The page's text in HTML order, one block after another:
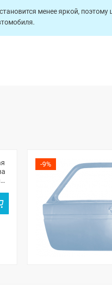
менее яркой, поэтому
-9%